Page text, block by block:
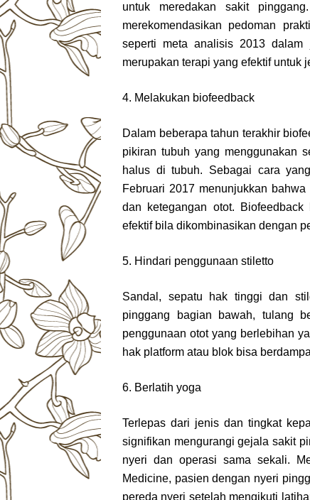
untuk meredakan sakit
merekomendasikan pedoman
seperti meta analisis 2013 dalam
merupakan terapi yang efektif untuk
4. Melakukan biofeedback
Dalam beberapa tahun terakhir
pikiran tubuh yang menggunakan
halus di tubuh. Sebagai cara
Februari 2017 menunjukkan
dan ketegangan otot.
efektif bila dikombinasikan dengan
5. Hindari penggunaan stiletto
Sandal, sepatu hak tinggi dan
pinggang bagian bawah, tulang
penggunaan otot yang berlebihan
hak platform atau blok bisa
6. Berlatih yoga
Terlepas dari jenis dan tingkat
signifikan mengurangi gejala sakit
nyeri dan operasi sama sekali.
Medicine, pasien dengan nyeri
pereda nyeri setelah mengikuti